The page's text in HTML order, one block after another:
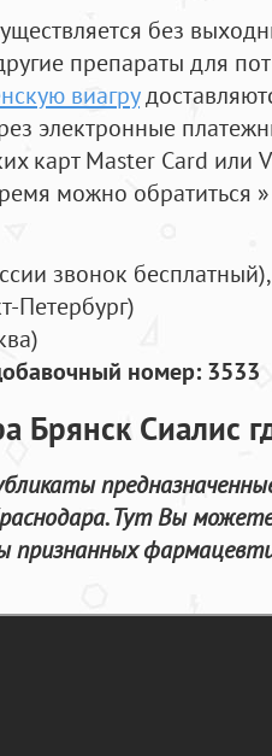
без
препараты для
виагру
электронные
карт Master Card или
можно обратиться
звонок бесплатный),
Петербург)
номер: 3533
Брянск Сиалис
Тут Вы